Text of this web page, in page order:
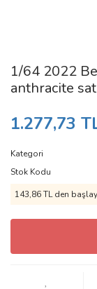
1/64 2022
anthracite
1.277,73
Kategori
Stok Kodu
143,86 TL den